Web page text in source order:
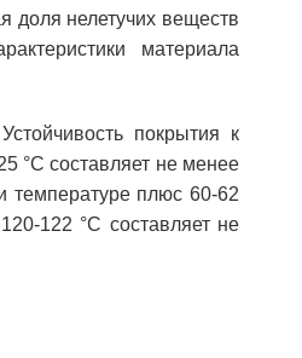
доля нелетучих веществ
материала
покрытия к
°С составляет не менее
температуре плюс 60-62
122 °С составляет не